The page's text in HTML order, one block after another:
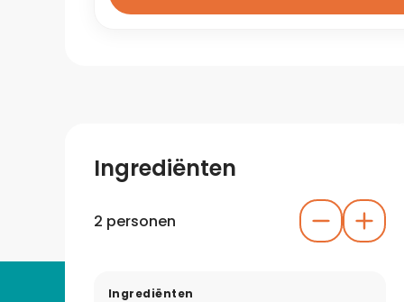
Ingrediënten
2 personen
Ingrediënten